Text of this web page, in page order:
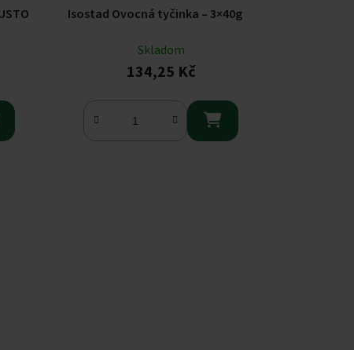
Isostad Ovocná tyčinka – 3×40g
Skladom
134,25 Kč
